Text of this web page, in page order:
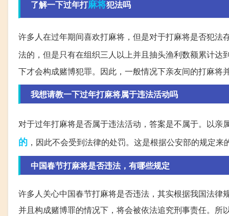
了解一下过年打麻将犯法吗
许多人在过年期间喜欢打麻将，但是对于打麻将是否犯
法的，但是只有在组织三人以上并且抽头渔利数额累计达
下才会构成赌博犯罪。因此，一般情况下亲友间的打麻将
我想请教一下过年打麻将属于违法活动吗
对于过年打麻将是否属于违法活动，答案是不属于。以
的 ，因此不会受到法律的处罚。这是根据公安部的规定
中国春节打麻将是否违法，有哪些规定
许多人关心中国春节打麻将是否违法，其实根据我国法
并且构成赌博罪的情况下，将会被依法追究刑事责任。